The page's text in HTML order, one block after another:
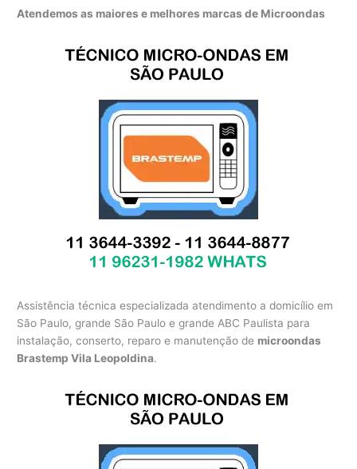
Atendemos as maiores e melhores marcas de Microondas
Assistência técnica especializada atendimento a domicílio em
São Paulo, grande São Paulo e grande ABC Paulista para
instalação, conserto, reparo e manutenção de microondas
Brastemp Vila Leopoldina.